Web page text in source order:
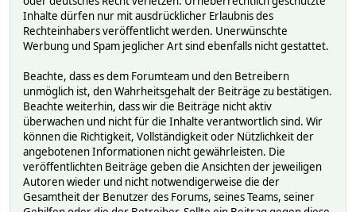
Inhalte dürfen nur mit ausdrücklicher Erlaubnis des
Rechteinhabers veröffentlicht werden. Unerwünschte
Werbung und Spam jeglicher Art sind ebenfalls nicht gestattet.
Beachte, dass es dem Forumteam und den Betreibern
unmöglich ist, den Wahrheitsgehalt der Beiträge zu bestätigen.
Beachte weiterhin, dass wir die Beiträge nicht aktiv
überwachen und nicht für die Inhalte verantwortlich sind. Wir
können die Richtigkeit, Vollständigkeit oder Nützlichkeit der
angebotenen Informationen nicht gewährleisten. Die
veröffentlichten Beiträge geben die Ansichten der jeweiligen
Autoren wieder und nicht notwendigerweise die der
Gesamtheit der Benutzer des Forums, seines Teams, seiner